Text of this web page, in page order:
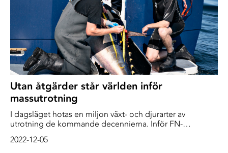
Utan åtgärder står världen inför
massutrotning
I dagsläget hotas en miljon växt- och djurarter av
utrotning de kommande decennierna. Inför FN-
för att bevara ett fungerande ekosystem – men som det
2022-12-05